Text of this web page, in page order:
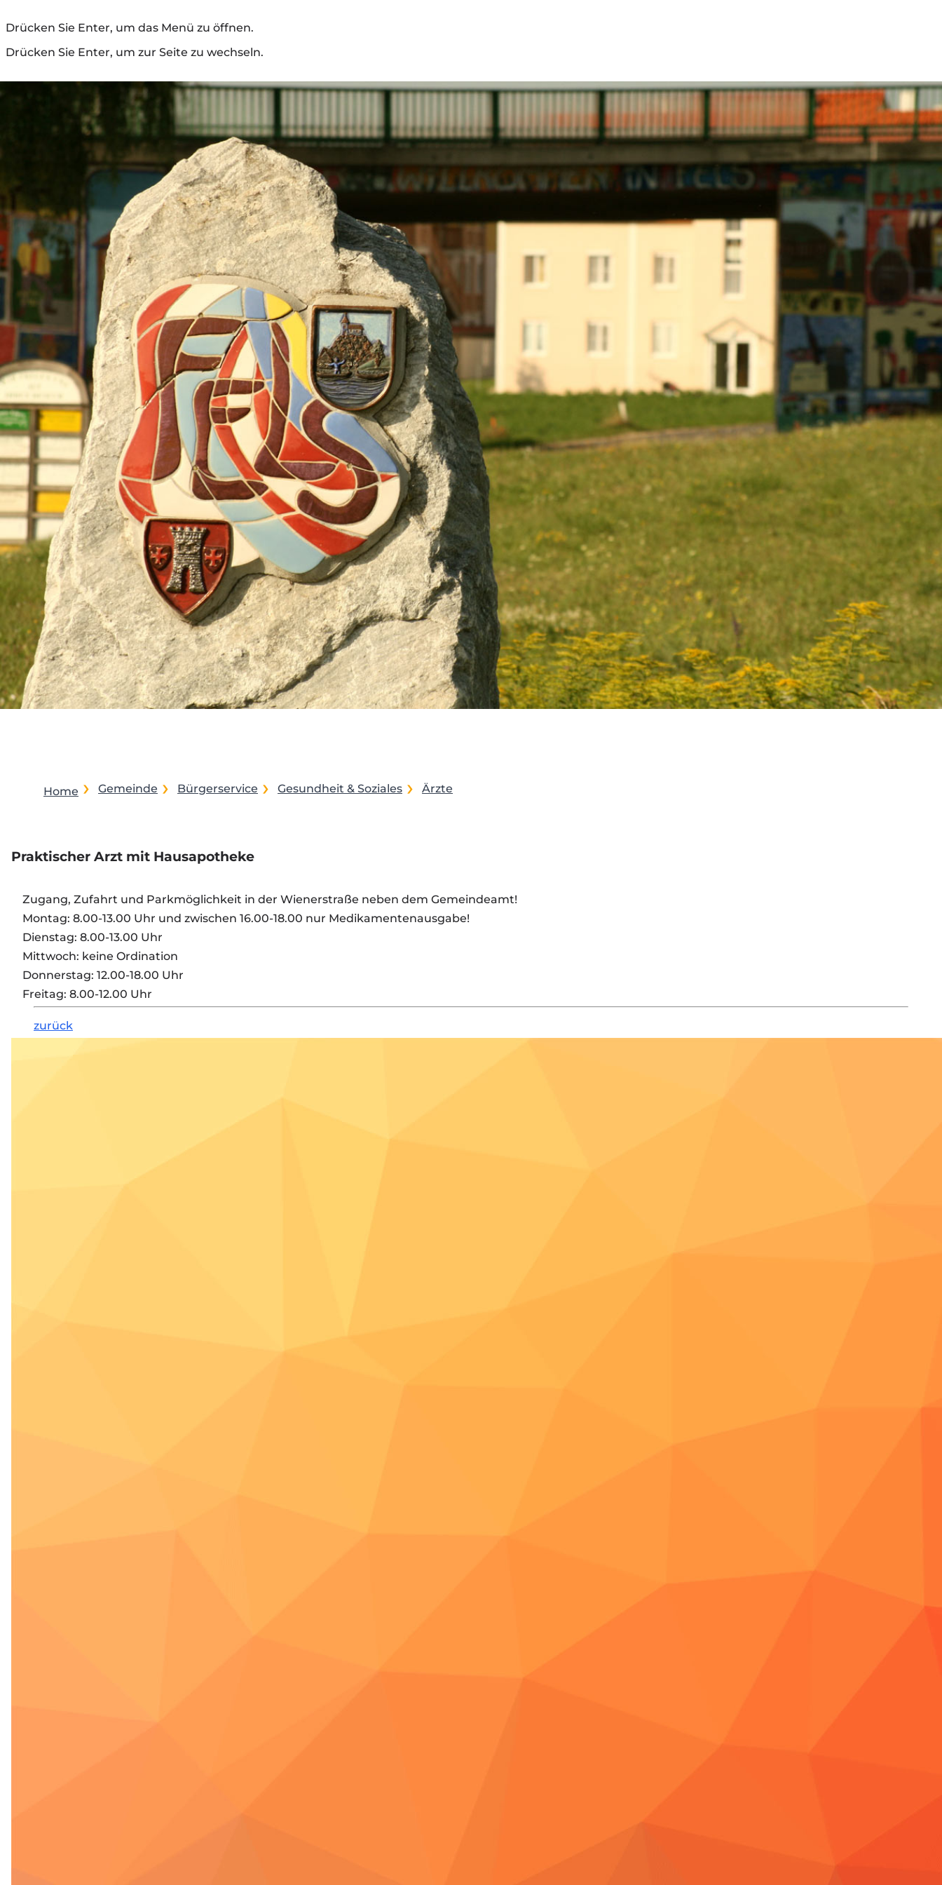
Drücken Sie Enter, um das Menü zu öffnen.
Drücken Sie Enter, um zur Seite zu wechseln.
Home Gemeinde Bürgerservice Gesundheit & Soziales Ärzte
Praktischer Arzt mit Hausapotheke
Zugang, Zufahrt und Parkmöglichkeit in der Wienerstraße neben dem Gemeindeamt!
Montag: 8.00-13.00 Uhr und zwischen 16.00-18.00 nur Medikamentenausgabe!
Dienstag: 8.00-13.00 Uhr
Mittwoch: keine Ordination
Donnerstag: 12.00-18.00 Uhr
Freitag: 8.00-12.00 Uhr
zurück